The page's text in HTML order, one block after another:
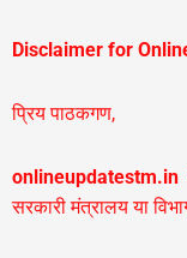
Disclaimer for
प्रिय पाठकगण,
onlineupdatestm.in
सरकारी मंत्रालय या